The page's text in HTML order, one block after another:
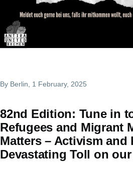
By Berlin , 1 February, 2025
82nd Edition: Tune in
Refugees and Migrant
Matters – Activism and
Devastating Toll on